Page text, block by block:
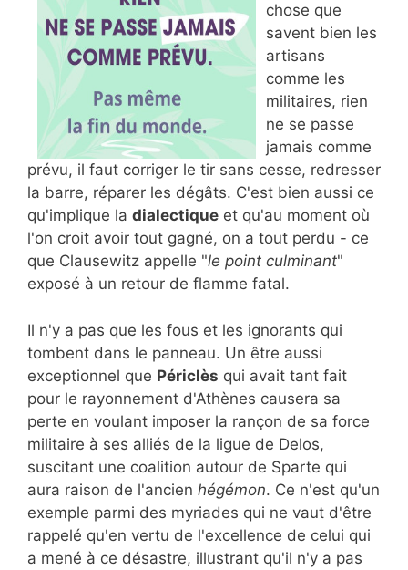
chose que
savent bien les
artisans
comme les
militaires, rien
ne se passe
jamais comme
prévu, il faut corriger le tir sans cesse, redresser
la barre, réparer les dégâts. C'est bien aussi ce
qu'implique la dialectique et qu'au moment où
l'on croit avoir tout gagné, on a tout perdu - ce
que Clausewitz appelle "le point culminant"
exposé à un retour de flamme fatal.
Il n'y a pas que les fous et les ignorants qui
tombent dans le panneau. Un être aussi
exceptionnel que Périclès qui avait tant fait
pour le rayonnement d'Athènes causera sa
perte en voulant imposer la rançon de sa force
militaire à ses alliés de la ligue de Delos,
suscitant une coalition autour de Sparte qui
aura raison de l'ancien hégémon. Ce n'est qu'un
exemple parmi des myriades qui ne vaut d'être
rappelé qu'en vertu de l'excellence de celui qui
a mené à ce désastre, illustrant qu'il n'y a pas